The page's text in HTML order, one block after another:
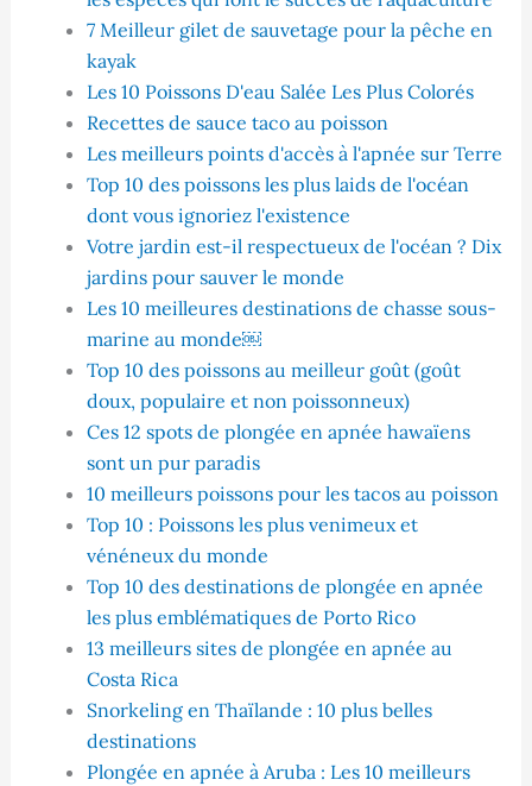
7 Meilleur gilet de sauvetage pour la pêche en
kayak
Les 10 Poissons D'eau Salée Les Plus Colorés
Recettes de sauce taco au poisson
Les meilleurs points d'accès à l'apnée sur Terre
Top 10 des poissons les plus laids de l'océan
dont vous ignoriez l'existence
Votre jardin est-il respectueux de l'océan ? Dix
jardins pour sauver le monde
Les 10 meilleures destinations de chasse sous-
marine au monde￼
Top 10 des poissons au meilleur goût (goût
doux, populaire et non poissonneux)
Ces 12 spots de plongée en apnée hawaïens
sont un pur paradis
10 meilleurs poissons pour les tacos au poisson
Top 10 : Poissons les plus venimeux et
vénéneux du monde
Top 10 des destinations de plongée en apnée
les plus emblématiques de Porto Rico
13 meilleurs sites de plongée en apnée au
Costa Rica
Snorkeling en Thaïlande : 10 plus belles
destinations
Plongée en apnée à Aruba : Les 10 meilleurs